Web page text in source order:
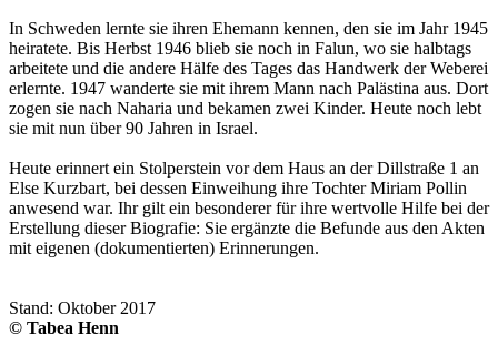
In Schweden lernte sie ihren Ehemann kennen, den sie im Jahr 1945
heiratete. Bis Herbst 1946 blieb sie noch in Falun, wo sie halbtags
arbeitete und die andere Hälfe des Tages das Handwerk der Weberei
erlernte. 1947 wanderte sie mit ihrem Mann nach Palästina aus. Dort
zogen sie nach Naharia und bekamen zwei Kinder. Heute noch lebt
sie mit nun über 90 Jahren in Israel.
Heute erinnert ein Stolperstein vor dem Haus an der Dillstraße 1 an
Else Kurzbart, bei dessen Einweihung ihre Tochter Miriam Pollin
anwesend war. Ihr gilt ein besonderer für ihre wertvolle Hilfe bei der
Erstellung dieser Biografie: Sie ergänzte die Befunde aus den Akten
mit eigenen (dokumentierten) Erinnerungen.
Stand: Oktober 2017
© Tabea Henn